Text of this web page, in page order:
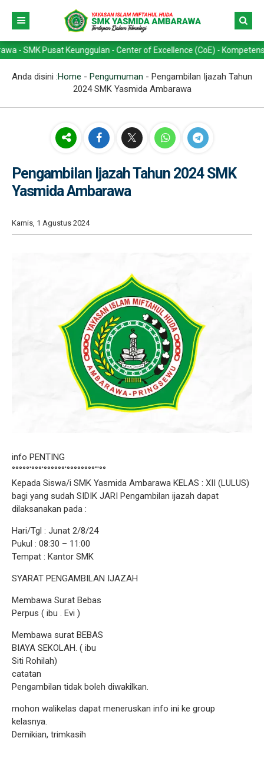
Pusat Keunggulan - Center of Excellence (CoE) - Kompetensi
Anda disini :Home - Pengumuman - Pengambilan Ijazah Tahun
2024 SMK Yasmida Ambarawa
Pengambilan Ijazah Tahun 2024 SMK
Yasmida Ambarawa
Kamis, 1 Agustus 2024
info PENTING
°°°°°′°°°′°°°°°°′°°°°°°°°′′′°°
Kepada Siswa/i SMK Yasmida Ambarawa KELAS : XII (LULUS)
bagi yang sudah SIDIK JARI Pengambilan ijazah dapat
dilaksanakan pada :
Hari/Tgl : Junat 2/8/24
Pukul : 08:30 – 11:00
Tempat : Kantor SMK
SYARAT PENGAMBILAN IJAZAH
Membawa Surat Bebas
Perpus ( ibu . Evi )
Membawa surat BEBAS
BIAYA SEKOLAH. ( ibu
Siti Rohilah)
catatan
Pengambilan tidak boleh diwakilkan.
mohon walikelas dapat meneruskan info ini ke group
kelasnya.
Demikian, trimkasih